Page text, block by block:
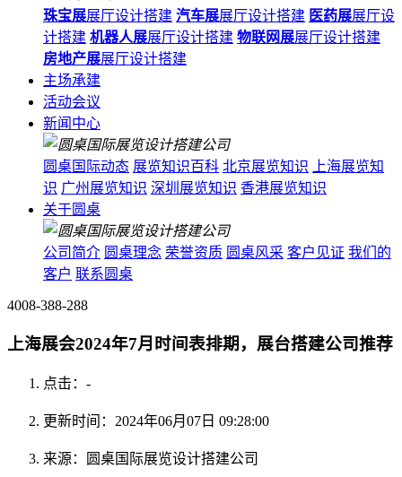
珠宝展展厅设计搭建 汽车展展厅设计搭建 医药展展厅设
计搭建 机器人展展厅设计搭建 物联网展展厅设计搭建
房地产展展厅设计搭建
主场承建
活动会议
新闻中心
圆桌国际动态 展览知识百科 北京展览知识
上海展览知
识 广州展览知识 深圳展览知识 香港展览知识
关于圆桌
公司简介 圆桌理念 荣誉资质 圆桌风采 客户见证 我们的
客户 联系圆桌
4008-388-288
上海展会2024年7月时间表排期，展台搭建公司推荐
点击： -
更新时间：2024年06月07日 09:28:00
来源：圆桌国际展览设计搭建公司